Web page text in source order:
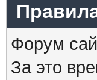
Форум
За это